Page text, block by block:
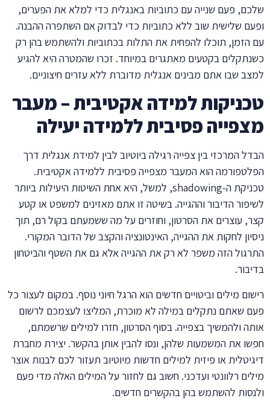
שלכם, פעם שנייה עם כתוביות באנגלית כדי למלא את הפערים,
ופעם שלישית שוב ללא כתוביות כדי לבדוק אם השתפרה ההבנה.
עם הזמן, תוכלו להפחית את התלות בכתוביות ולהשתמש בהן רק
כשנתקלים בקטעים מאתגרים במיוחד. זכרו שהמטרה היא להגיע
למצב שבו אתם מבינים אנגלית מדוברת ללא עזרים חיצוניים.
טכניקות למידה אקטיבית – מעבר
מצפייה פסיבית ללמידה יעילה
הבדל המרכזי בין צפייה רגילה ביוטיוב לבין למידת אנגלית דרך
הפלטפורמה הוא המעבר מצפייה פסיבית ללמידה אקטיבית.
טכניקת ה-shadowing, למשל, היא אחת השיטות היעילות ביותר
לשיפור הדיבור וההגייה. בשיטה זו אתם מאזינים למשפט או קטע
קצר, עוצרים את הסרטון, וחוזרים על מה ששמעתם בקול רם, תוך
ניסיון לחקות את ההגייה, האינטונציה והקצב של הדובר המקורי.
התרגול הזה משפר לא רק את ההגייה אלא גם את השטף והביטחון
בדיבור.
רישום מילים וביטויים חדשים הוא הרגל חיוני נוסף. במקום לעצור כל
פעם שאתם נתקלים במילה לא מוכרת, המליצו לעצמכם לרשום
אותה ולהמשיך בצפייה. בסוף הסרטון, חזרו למילים שרשמתם,
חפשו את המשמעות שלהן, ונסו להבין אותן בהקשר. יצירת מחברת
דיגיטלית או פיזית למילים חדשות מיוטיוב תעזור לכם לבנות אוצר
מילים רלוונטי ועדכני. חשוב גם לחזור על המילים האלה מדי פעם
ולנסות להשתמש בהן בהקשרים חדשים.